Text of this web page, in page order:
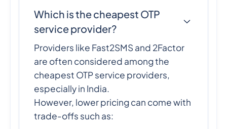
Which is the cheapest OTP
service provider?
Providers like Fast2SMS and 2Factor
are often considered among the
cheapest OTP service providers,
especially in India.
However, lower pricing can come with
trade-offs such as: